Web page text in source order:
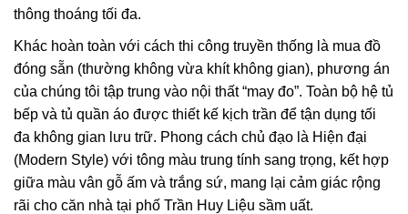
thông thoáng tối đa.
Khác hoàn toàn với cách thi công truyền thống là mua đồ
đóng sẵn (thường không vừa khít không gian), phương án
của chúng tôi tập trung vào nội thất “may đo”. Toàn bộ hệ tủ
bếp và tủ quần áo được thiết kế kịch trần để tận dụng tối
đa không gian lưu trữ. Phong cách chủ đạo là Hiện đại
(Modern Style) với tông màu trung tính sang trọng, kết hợp
giữa màu vân gỗ ấm và trắng sứ, mang lại cảm giác rộng
rãi cho căn nhà tại phố Trần Huy Liệu sầm uất.